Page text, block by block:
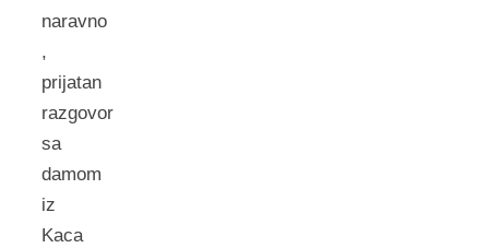
naravno
,
prijatan
razgovor
sa
damom
iz
Kaca